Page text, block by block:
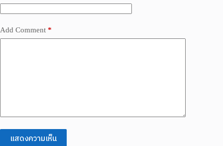
Add Comment *
แสดงความเห็น